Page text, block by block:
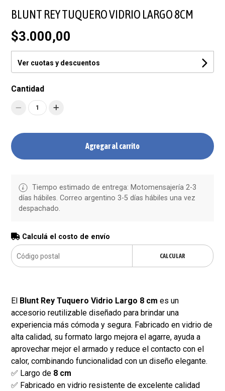
BLUNT REY TUQUERO VIDRIO LARGO 8CM
$3.000,00
Ver cuotas y descuentos
Cantidad
1
Agregar al carrito
Tiempo estimado de entrega: Motomensajería 2-3
días hábiles. Correo argentino 3-5 días hábiles una vez
despachado.
Calculá el costo de envío
CALCULAR
El Blunt Rey Tuquero Vidrio Largo 8 cm es un
accesorio reutilizable diseñado para brindar una
experiencia más cómoda y segura. Fabricado en vidrio de
alta calidad, su formato largo mejora el agarre, ayuda a
aprovechar mejor el armado y reduce el contacto con el
calor, combinando funcionalidad con un diseño elegante.
✅ Largo de 8 cm
✅ Fabricado en vidrio resistente de excelente calidad